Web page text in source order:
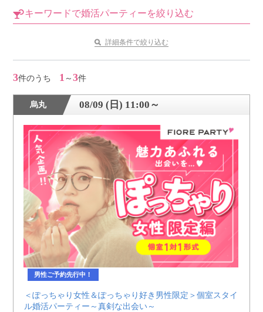
公式アカウントで最新情報を配信中！
PR
約1,300店の中から
おすすめの優良結婚相談所をご紹介
個人情報保護のため
プライバシーマークを取得しております
キーワードで婚活パーティーを絞り込む
詳細条件で絞り込む
3件のうち 1 ～3件
烏丸 08/09 (日) 11:00～
男性ご予約先行中！
＜ぽっちゃり女性＆ぽっちゃり好き男性限定＞個室スタイ
ル婚活パーティー～真剣な出会い～